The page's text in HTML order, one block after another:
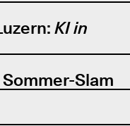
KI in
Slam